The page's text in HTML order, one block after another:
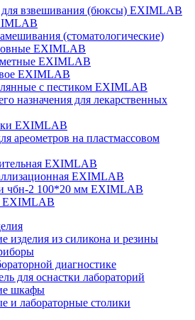
взвешивания (бюксы) EXIMLAB
(стоматологические)
EXIMLAB
EXIMLAB
EXIMLAB
с пестиком EXIMLAB
назначения для лекарственных
EXIMLAB
ареометров на пластмассовом
EXIMLAB
EXIMLAB
чбн-2 100*20 мм EXIMLAB
EXIMLAB
изделия из силикона и резины
диагностике
для оснастки лабораторий
шкафы
и лабораторные столики